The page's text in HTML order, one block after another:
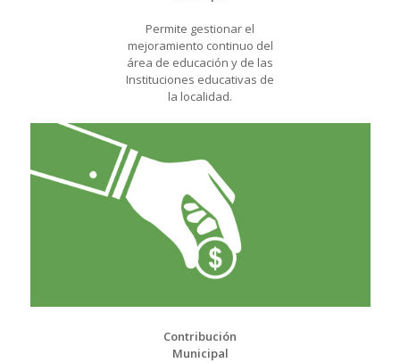
Permite gestionar el
mejoramiento continuo del
área de educación y de las
Instituciones educativas de
la localidad.
Contribución
Municipal